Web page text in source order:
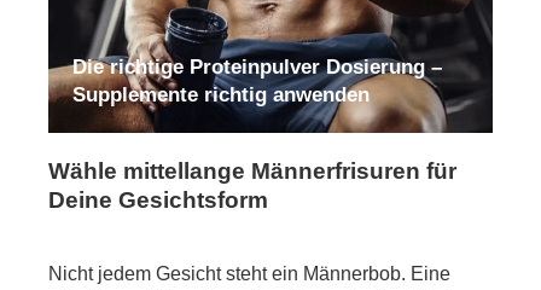
Die richtige Proteinpulver Dosierung –
Supplemente richtig anwenden
Wähle mittellange Männerfrisuren für
Deine Gesichtsform
Nicht jedem Gesicht steht ein Männerbob. Eine